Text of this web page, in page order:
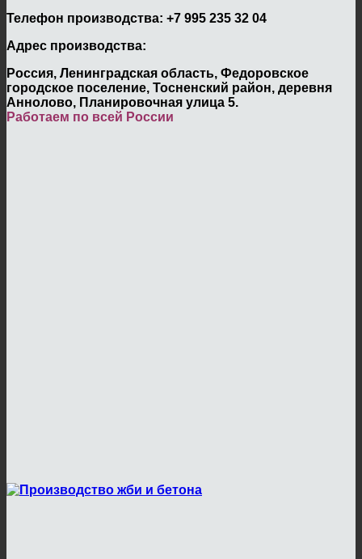
Телефон производства: +7 995 235 32 04
Адрес производства:
Россия, Ленинградская область, Федоровское
городское поселение, Тосненский район, деревня
Аннолово, Планировочная улица 5.
Работаем по всей России